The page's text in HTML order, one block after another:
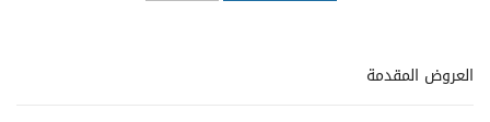
العروض المقدمة